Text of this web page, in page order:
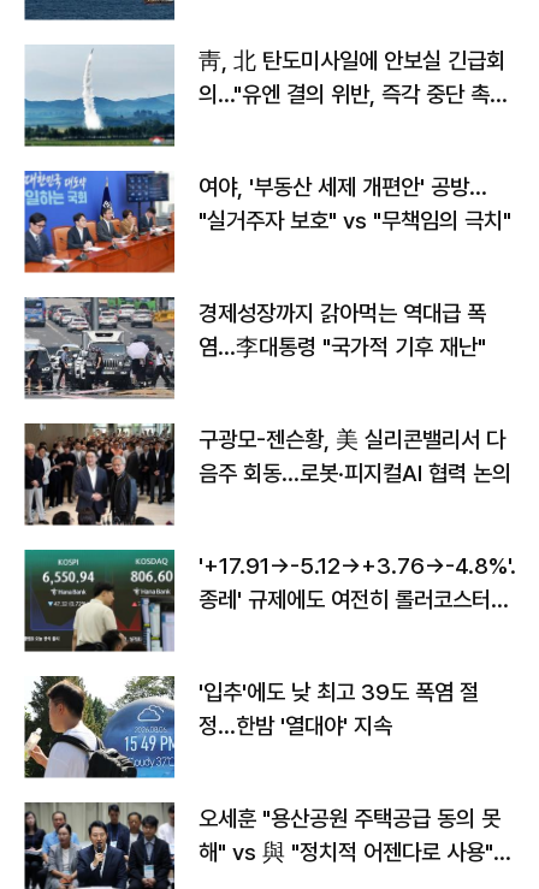
靑, 北 탄도미사일에 안보실 긴급회
의…"유엔 결의 위반, 즉각 중단 촉
여야, '부동산 세제 개편안' 공방…
"실거주자 보호" vs "무책임의 극치"
경제성장까지 갉아먹는 역대급 폭
염…李대통령 "국가적 기후 재난"
구광모-젠슨황, 美 실리콘밸리서 다
음주 회동…로봇·피지컬AI 협력 논의
'+17.91→-5.12→+3.76→-4.8%'…'
종레' 규제에도 여전히 롤러코스터
'입추'에도 낮 최고 39도 폭염 절
정…한밤 '열대야' 지속
오세훈 "용산공원 주택공급 동의 못
해" vs 與 "정치적 어젠다로 사용"